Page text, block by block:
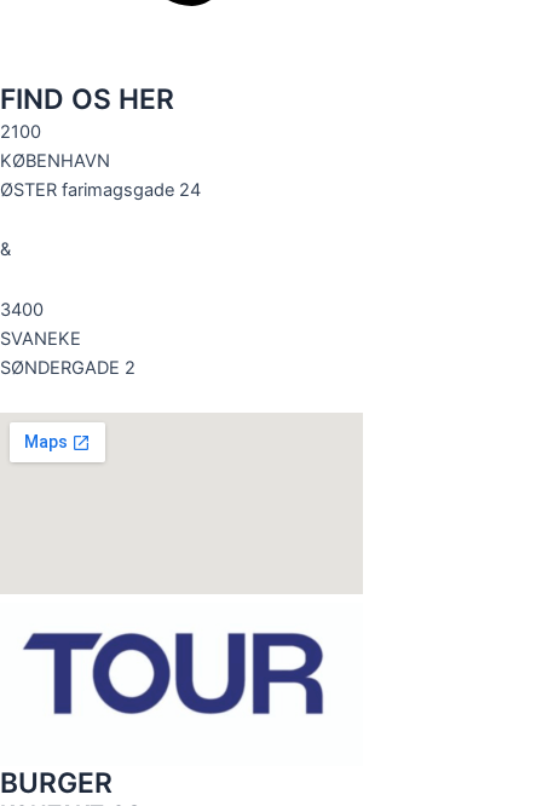
FIND OS HER
2100
KØBENHAVN
ØSTER farimagsgade 24
&
3400
SVANEKE
SØNDERGADE 2
BURGER